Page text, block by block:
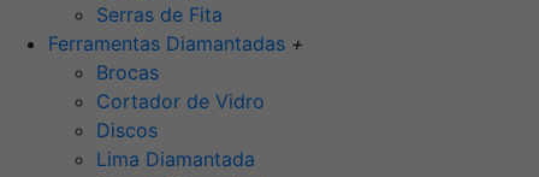
Serras de Fita
Ferramentas Diamantadas +
Brocas
Cortador de Vidro
Discos
Lima Diamantada